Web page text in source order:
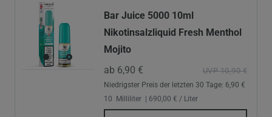
Bar Juice 5000 10ml
Nikotinsalzliquid Fresh Menthol
Mojito
UVP 10,90 €
ab 6,90 €
Niedrigster Preis der letzten 30 Tage: 6,90 €
10
Milliliter | 690,00 € / Liter